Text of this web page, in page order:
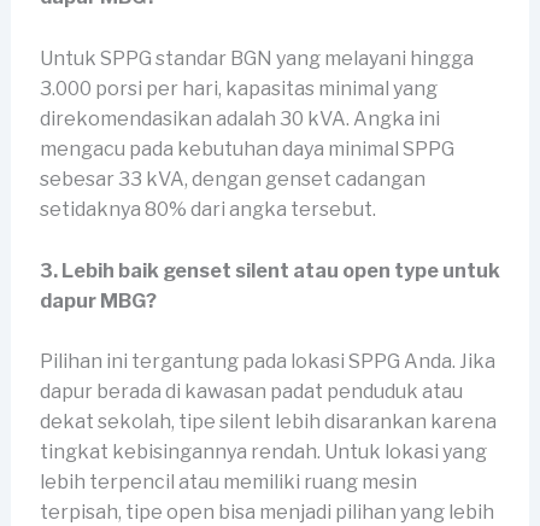
Untuk SPPG standar BGN yang melayani hingga
3.000 porsi per hari, kapasitas minimal yang
direkomendasikan adalah 30 kVA. Angka ini
mengacu pada kebutuhan daya minimal SPPG
sebesar 33 kVA, dengan genset cadangan
setidaknya 80% dari angka tersebut.
3. Lebih baik genset silent atau open type untuk
dapur MBG?
Pilihan ini tergantung pada lokasi SPPG Anda. Jika
dapur berada di kawasan padat penduduk atau
dekat sekolah, tipe silent lebih disarankan karena
tingkat kebisingannya rendah. Untuk lokasi yang
lebih terpencil atau memiliki ruang mesin
terpisah, tipe open bisa menjadi pilihan yang lebih